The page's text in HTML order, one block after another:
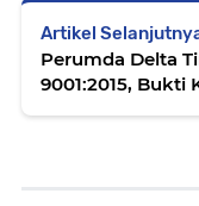
Artikel
Perumda Delta
9001:2015, Bukti